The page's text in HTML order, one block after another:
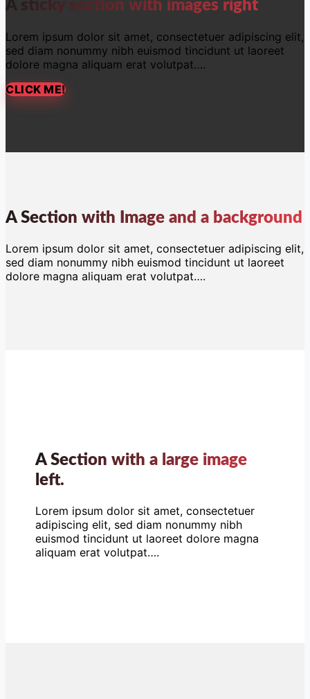
A sticky section with images right
Lorem ipsum dolor sit amet, consectetuer adipiscing elit,
sed diam nonummy nibh euismod tincidunt ut laoreet
dolore magna aliquam erat volutpat….
CLICK ME!
A Section with Image and a background
Lorem ipsum dolor sit amet, consectetuer adipiscing elit,
sed diam nonummy nibh euismod tincidunt ut laoreet
dolore magna aliquam erat volutpat….
A Section with a large image
left.
Lorem ipsum dolor sit amet, consectetuer
adipiscing elit, sed diam nonummy nibh
euismod tincidunt ut laoreet dolore magna
aliquam erat volutpat….